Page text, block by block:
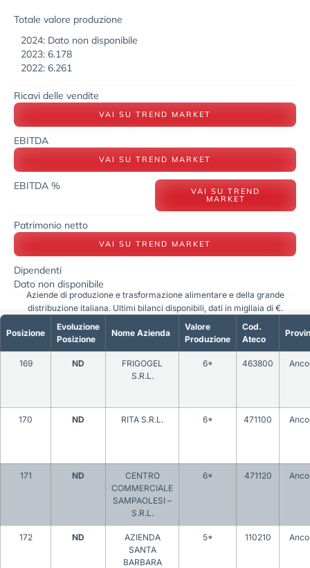
Totale valore produzione
2024: Dato non disponibile
2023: 6.178
2022: 6.261
Ricavi delle vendite
VAI SU TREND MARKET
EBITDA
VAI SU TREND MARKET
EBITDA % VAI SU TREND
MARKET
Patrimonio netto
VAI SU TREND MARKET
Dipendenti
Dato non disponibile
Posizione
Evoluzione
Posizione
Nome Azienda
Valore
Produzione
Cod.
Ateco
169 ND
FRIGOGEL
S.R.L.
6* 463800
170 ND RITA S.R.L. 6* 471100
171 ND
CENTRO
COMMERCIALE
SAMPAOLESI –
S.R.L.
6* 471120
172 ND
AZIENDA
SANTA
BARBARA
5* 110210
Aziende di produzione e trasformazione alimentare e della grande
distribuzione italiana. Ultimi bilanci disponibili, dati in migliaia di €.